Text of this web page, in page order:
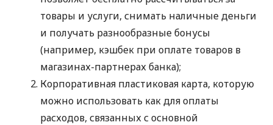
товары и услуги, снимать наличные деньги
и получать разнообразные бонусы
(например, кэшбек при оплате товаров в
магазинах-партнерах банка);
Корпоративная пластиковая карта, которую
можно использовать как для оплаты
расходов, связанных с основной